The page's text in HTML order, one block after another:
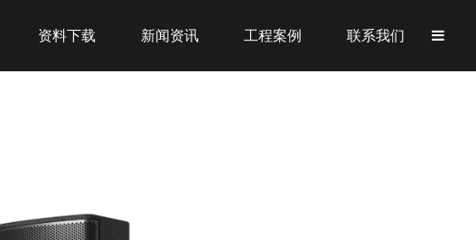
资料下载 新闻资讯 工程案例 联系我们